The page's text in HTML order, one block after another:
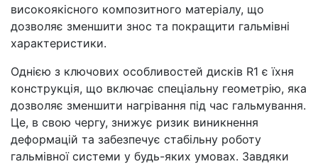
високоякісного композитного матеріалу, що
дозволяє зменшити знос та покращити гальмівні
характеристики.
Однією з ключових особливостей дисків R1 є їхня
конструкція, що включає спеціальну геометрію, яка
дозволяє зменшити нагрівання під час гальмування.
Це, в свою чергу, знижує ризик виникнення
деформацій та забезпечує стабільну роботу
гальмівної системи у будь-яких умовах. Завдяки